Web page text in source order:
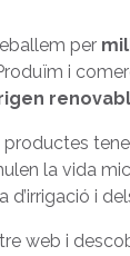
per
i
la vida
d’irrigació i
web i